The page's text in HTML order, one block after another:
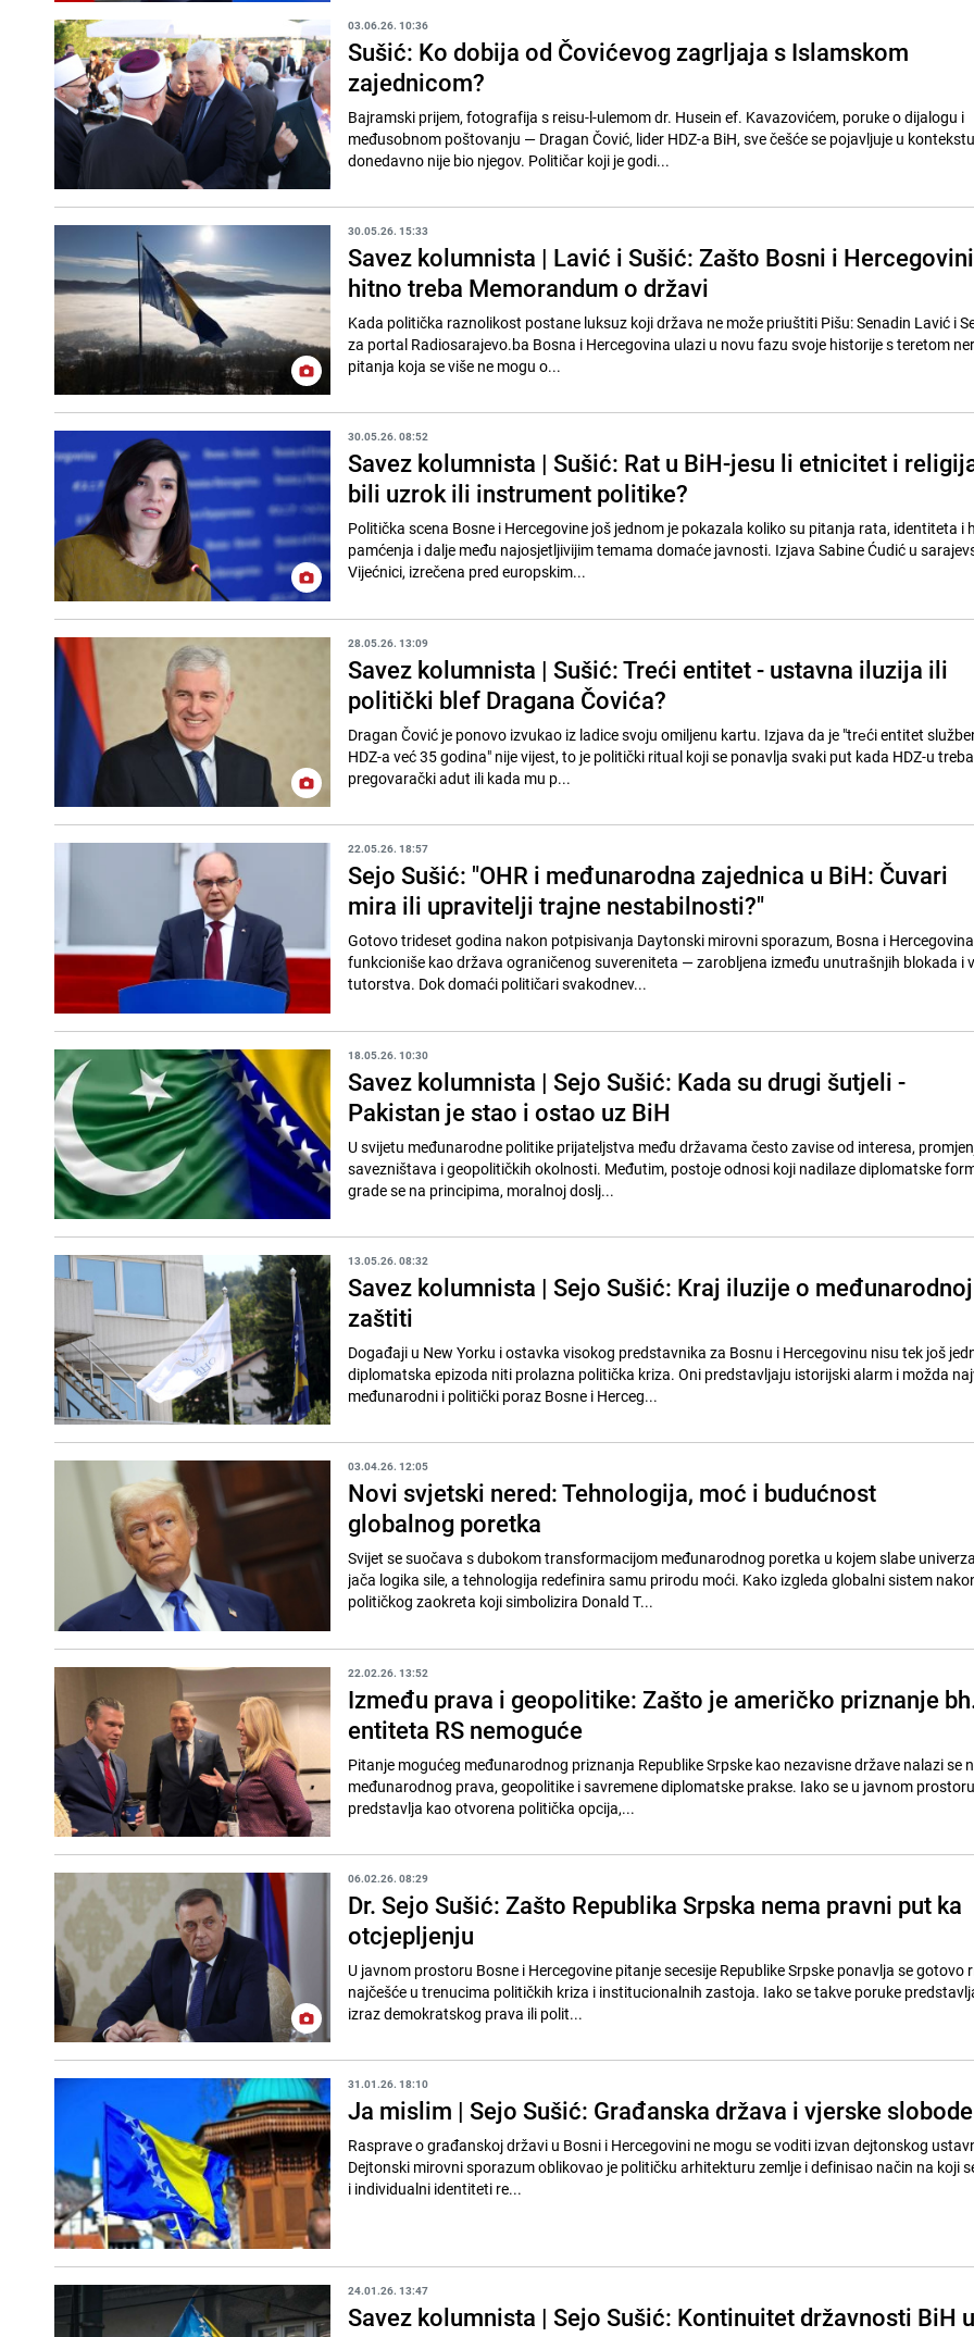
03.06.26. 10:36
Sušić: Ko dobija od Čovićevog zagrljaja s Islamskom
zajednicom?
Bajramski prijem, fotografija s reisu-l-ulemom dr. Husein ef. Kavazovićem, poruke o dijalogu i
međusobnom poštovanju — Dragan Čović, lider HDZ-a BiH, sve češće se pojavljuje u
donedavno nije bio njegov. Političar koji je godi...
30.05.26. 15:33
Savez kolumnista | Lavić i Sušić: Zašto Bosni i Hercegovini
hitno treba Memorandum o državi
Kada politička raznolikost postane luksuz koji država ne može priuštiti Pišu: Senadin Lavić i
za portal Radiosarajevo.ba Bosna i Hercegovina ulazi u novu fazu svoje historije s teretom
pitanja koja se više ne mogu o...
30.05.26. 08:52
Savez kolumnista | Sušić: Rat u BiH-jesu li etnicitet i
bili uzrok ili instrument politike?
Politička scena Bosne i Hercegovine još jednom je pokazala koliko su pitanja rata, identiteta i
pamćenja i dalje među najosjetljivijim temama domaće javnosti. Izjava Sabine Ćudić u
Vijećnici, izrečena pred europskim...
28.05.26. 13:09
Savez kolumnista | Sušić: Treći entitet - ustavna iluzija ili
politički blef Dragana Čovića?
Dragan Čović je ponovo izvukao iz ladice svoju omiljenu kartu. Izjava da je "trеći entitet
HDZ-a već 35 godina" nije vijest, to je politički ritual koji se ponavlja svaki put kada HDZ-u treba
pregovarački adut ili kada mu p...
22.05.26. 18:57
Sejo Sušić: "OHR i međunarodna zajednica u BiH: Čuvari
mira ili upravitelji trajne nestabilnosti?"
Gotovo trideset godina nakon potpisivanja Daytonski mirovni sporazum, Bosna i
funkcioniše kao država ograničenog suvereniteta — zarobljena između unutrašnjih blokada i
tutorstva. Dok domaći političari svakodnev...
18.05.26. 10:30
Savez kolumnista | Sejo Sušić: Kada su drugi šutjeli -
Pakistan je stao i ostao uz BiH
U svijetu međunarodne politike prijateljstva među državama često zavise od interesa,
savezništava i geopolitičkih okolnosti. Međutim, postoje odnosi koji nadilaze diplomatske
grade se na principima, moralnoj doslj...
13.05.26. 08:32
Savez kolumnista | Sejo Sušić: Kraj iluzije o međunarodnoj
zaštiti
Događaji u New Yorku i ostavka visokog predstavnika za Bosnu i Hercegovinu nisu tek još
diplomatska epizoda niti prolazna politička kriza. Oni predstavljaju istorijski alarm i možda
međunarodni i politički poraz Bosne i Herceg...
03.04.26. 12:05
Novi svjetski nered: Tehnologija, moć i budućnost
globalnog poretka
Svijet se suočava s dubokom transformacijom međunarodnog poretka u kojem slabe
jača logika sile, a tehnologija redefinira samu prirodu moći. Kako izgleda globalni sistem
političkog zaokreta koji simbolizira Donald T...
22.02.26. 13:52
Između prava i geopolitike: Zašto je američko priznanje
entiteta RS nemoguće
Pitanje mogućeg međunarodnog priznanja Republike Srpske kao nezavisne države nalazi se
međunarodnog prava, geopolitike i savremene diplomatske prakse. Iako se u javnom
predstavlja kao otvorena politička opcija,...
06.02.26. 08:29
Dr. Sejo Sušić: Zašto Republika Srpska nema pravni put ka
otcjepljenju
U javnom prostoru Bosne i Hercegovine pitanje secesije Republike Srpske ponavlja se gotovo
najčešće u trenucima političkih kriza i institucionalnih zastoja. Iako se takve poruke
izraz demokratskog prava ili polit...
31.01.26. 18:10
Ja mislim | Sejo Sušić: Građanska država i vjerske slobode
Rasprave o građanskoj državi u Bosni i Hercegovini ne mogu se voditi izvan dejtonskog
Dejtonski mirovni sporazum oblikovao je političku arhitekturu zemlje i definisao način na koji
i individualni identiteti re...
24.01.26. 13:47
Savez kolumnista | Sejo Sušić: Kontinuitet državnosti BiH u